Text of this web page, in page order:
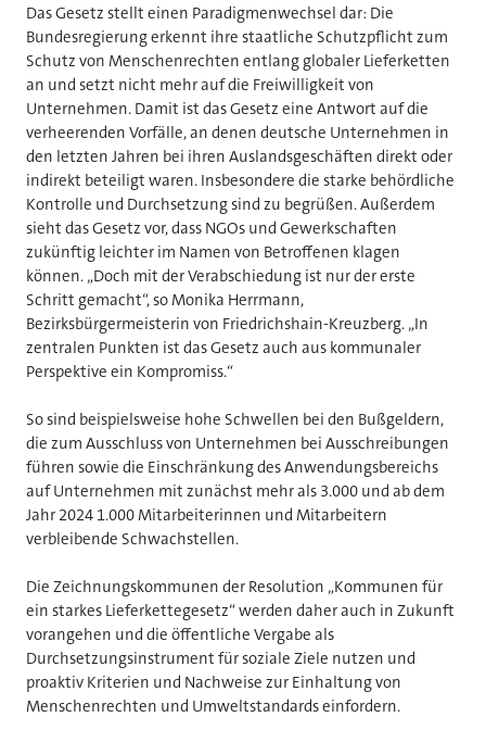
Das Gesetz stellt einen Paradigmenwechsel dar: Die
Bundesregierung erkennt ihre staatliche Schutzpflicht zum
Schutz von Menschenrechten entlang globaler Lieferketten
an und setzt nicht mehr auf die Freiwilligkeit von
Unternehmen. Damit ist das Gesetz eine Antwort auf die
verheerenden Vorfälle, an denen deutsche Unternehmen in
den letzten Jahren bei ihren Auslandsgeschäften direkt oder
indirekt beteiligt waren. Insbesondere die starke behördliche
Kontrolle und Durchsetzung sind zu begrüßen. Außerdem
sieht das Gesetz vor, dass NGOs und Gewerkschaften
zukünftig leichter im Namen von Betroffenen klagen
können. „Doch mit der Verabschiedung ist nur der erste
Schritt gemacht“, so Monika Herrmann,
Bezirksbürgermeisterin von Friedrichshain-Kreuzberg. „In
zentralen Punkten ist das Gesetz auch aus kommunaler
Perspektive ein Kompromiss.“
So sind beispielsweise hohe Schwellen bei den Bußgeldern,
die zum Ausschluss von Unternehmen bei Ausschreibungen
führen sowie die Einschränkung des Anwendungsbereichs
auf Unternehmen mit zunächst mehr als 3.000 und ab dem
Jahr 2024 1.000 Mitarbeiterinnen und Mitarbeitern
verbleibende Schwachstellen.
Die Zeichnungskommunen der Resolution „Kommunen für
ein starkes Lieferkettegesetz“ werden daher auch in Zukunft
vorangehen und die öffentliche Vergabe als
Durchsetzungsinstrument für soziale Ziele nutzen und
proaktiv Kriterien und Nachweise zur Einhaltung von
Menschenrechten und Umweltstandards einfordern.